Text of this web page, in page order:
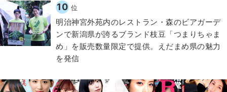
10 位
明治神宮外苑内のレストラン・森のビアガーデ
ンで新潟県が誇るブランド枝豆「つまりちゃま
め」を販売数量限定で提供。えだまめ県の魅力
を発信